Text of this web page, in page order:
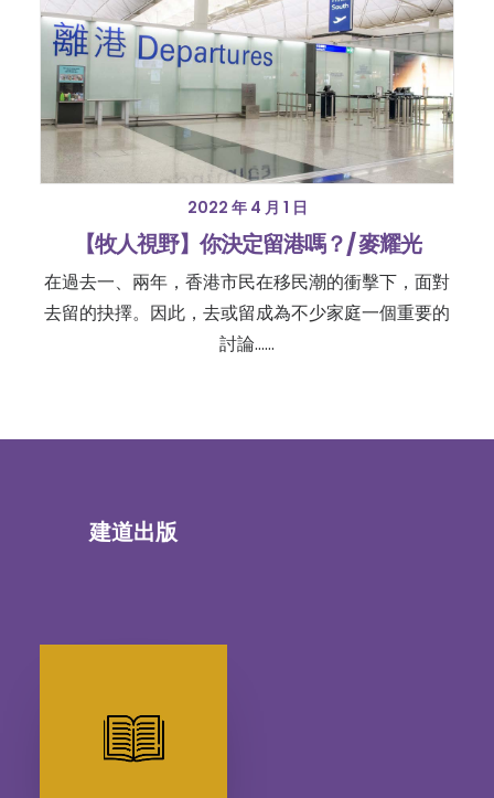
2022 年 4 月 1 日
【牧人視野】你決定留港嗎？/ 麥耀光
在過去一、兩年，香港市民在移民潮的衝擊下，面對
去留的抉擇。因此，去或留成為不少家庭一個重要的
討論……
建道出版